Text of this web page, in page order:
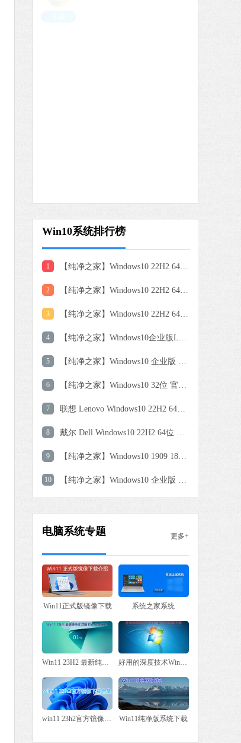
Win10系统排行榜
1 【纯净之家】Windows10 22H2 64位 游戏优化版
2 【纯净之家】Windows10 22H2 64位 专业工作站版
3 【纯净之家】Windows10 22H2 64位 企业版
4 【纯净之家】Windows10企业版LTSC 2021 纯净版
5 【纯净之家】Windows10 企业版 LTSC 2021
6 【纯净之家】Windows10 32位 官方正式版
7 联想 Lenovo Windows10 22H2 64位专业版
8 戴尔 Dell Windows10 22H2 64位 专业装机版
9 【纯净之家】Windows10 1909 18363.778 官方镜像
10 【纯净之家】Windows10 企业版 LTSC 2019
电脑系统专题 更多+
Win11正式版镜像下载 系统之家系统
Win11 23H2 最新纯净正式版 ISO 镜像下载大全 好用的深度技术Win7系统下载
win11 23h2官方镜像下载合集 Win11纯净版系统下载